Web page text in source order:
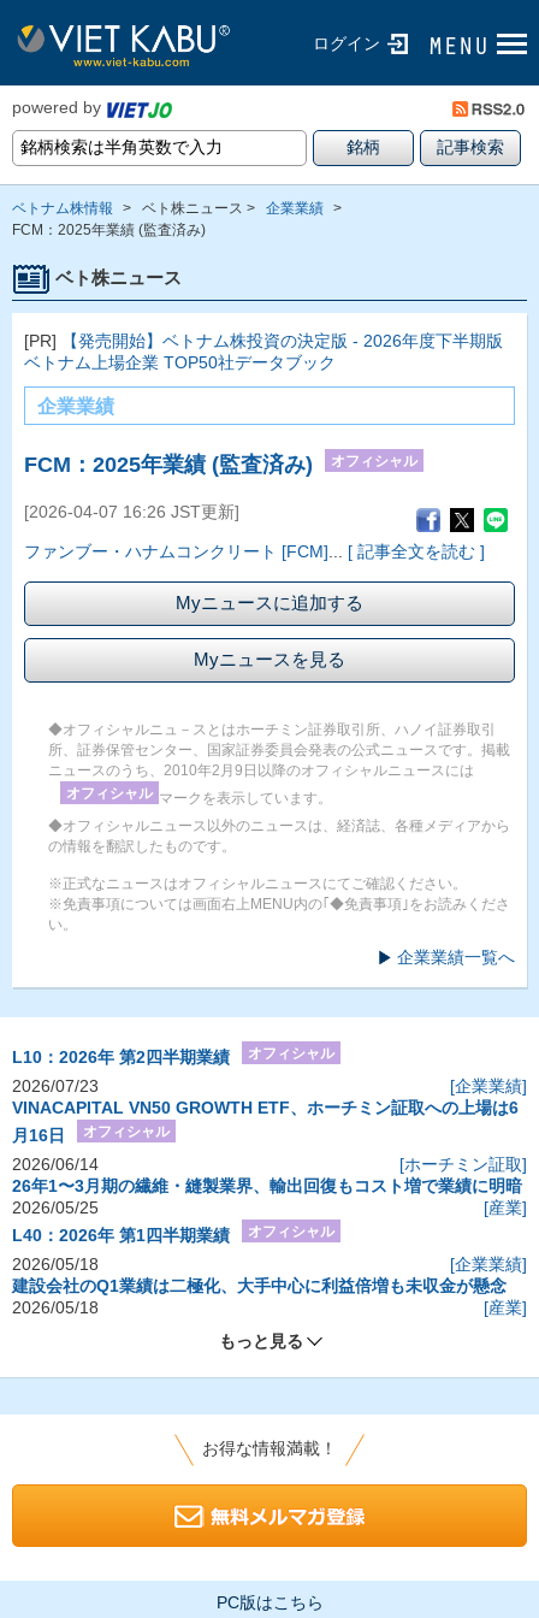
ログイン
powered by
ベトナム株情報 > ベト株ニュース > 企業業績 >
FCM：2025年業績 (監査済み)
ベト株ニュース
[PR]
【発売開始】ベトナム株投資の決定版 - 2026年度下半期版
ベトナム上場企業 TOP50社データブック
企業業績
FCM：2025年業績 (監査済み) オフィシャル
[2026-04-07 16:26 JST更新]
ファンブー・ハナムコンクリート [FCM] [ 記事全文を読む ]
Myニュースに追加する
Myニュースを見る
◆オフィシャルニュ－スとはホーチミン証券取引所、ハノイ証券取引
所、証券保管センター、国家証券委員会発表の公式ニュースです。掲載
ニュースのうち、2010年2月9日以降のオフィシャルニュースには
オフィシャル マークを表示しています。
◆オフィシャルニュース以外のニュースは、経済誌、各種メディアから
の情報を翻訳したものです。
※正式なニュースはオフィシャルニュースにてご確認ください。
※免責事項については画面右上MENU内の｢◆免責事項｣をお読みくださ
い。
企業業績一覧へ
L10：2026年 第2四半期業績 オフィシャル
2026/07/23
[企業業績]
VINACAPITAL VN50 GROWTH ETF、ホーチミン証取への上場は6
月16日
オフィシャル
2026/06/14
[ホーチミン証取]
26年1〜3月期の繊維・縫製業界、輸出回復もコスト増で業績に明暗
2026/05/25
[産業]
L40：2026年 第1四半期業績
オフィシャル
2026/05/18
[企業業績]
建設会社のQ1業績は二極化、大手中心に利益倍増も未収金が懸念
2026/05/18
[産業]
もっと見る
お得な情報満載！
PC版はこちら